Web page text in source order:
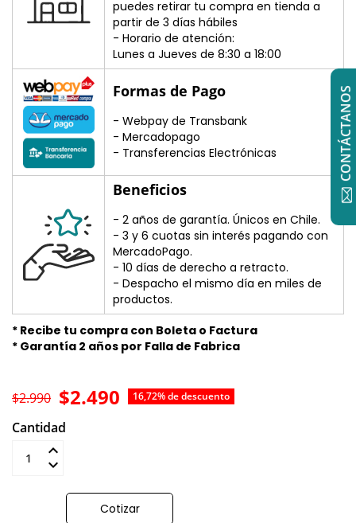
puedes retirar tu compra en tienda a
partir de 3 días hábiles
- Horario de atención:
Lunes a Jueves de 8:30 a 18:00
Formas de Pago
- Webpay de Transbank
- Mercadopago
- Transferencias Electrónicas
Beneficios
- 2 años de garantía. Únicos en Chile.
- 3 y 6 cuotas sin interés pagando con
MercadoPago.
- 10 días de derecho a retracto.
- Despacho el mismo día en miles de
productos.
* Recibe tu compra con Boleta o Factura
* Garantía 2 años por Falla de Fabrica
$2.490 16,72% de descuento
$2.990
Cantidad
Cotizar
CONTÁCTANOS